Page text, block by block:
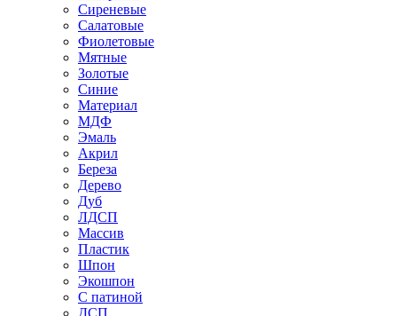
Сиреневые
Салатовые
Фиолетовые
Мятные
Золотые
Синие
Материал
МДФ
Эмаль
Акрил
Береза
Дерево
Дуб
ЛДСП
Массив
Пластик
Шпон
Экошпон
С патиной
ДСП